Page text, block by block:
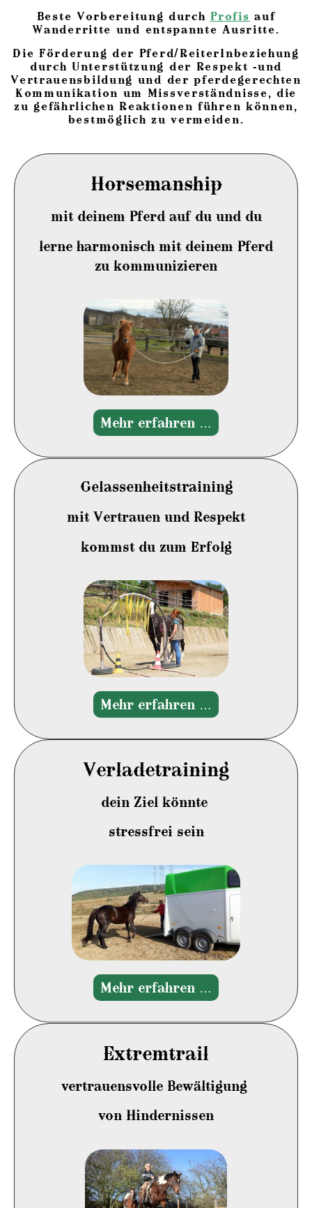
Beste Vorbereitung durch Profis auf
Wanderritte und entspannte Ausritte.
Die Förderung der Pferd/ReiterInbeziehung
durch Unterstützung der Respekt -und
Vertrauensbildung und der pferdegerechten
Kommunikation um Missverständnisse, die
zu gefährlichen Reaktionen führen können,
bestmöglich zu vermeiden.
Horsemanship
mit deinem Pferd auf du und du
lerne harmonisch mit deinem Pferd
zu kommunizieren
Mehr erfahren …
Gelassenheitstraining
mit Vertrauen und Respekt
kommst du zum Erfolg
Mehr erfahren …
Verladetraining
dein Ziel könnte
stressfrei sein
Mehr erfahren …
Extremtrail
vertrauensvolle Bewältigung
von Hindernissen